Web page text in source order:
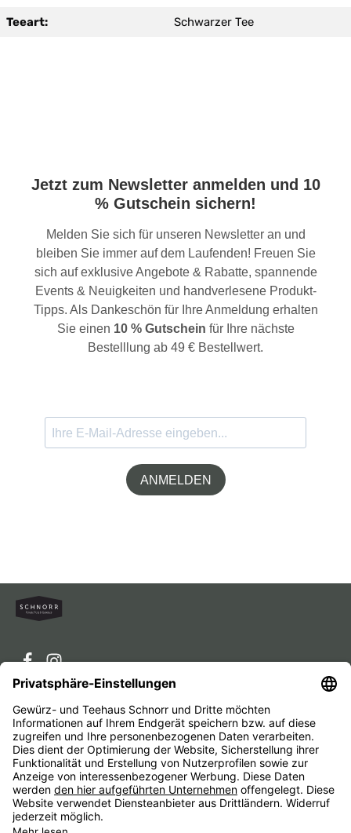
Teeart: Schwarzer Tee
Jetzt zum Newsletter anmelden und 10
% Gutschein sichern!
Melden Sie sich für unseren Newsletter an und
bleiben Sie immer auf dem Laufenden! Freuen Sie
sich auf exklusive Angebote & Rabatte, spannende
Events & Neuigkeiten und handverlesene Produkt-
Tipps. Als Dankeschön für Ihre Anmeldung erhalten
Sie einen 10 % Gutschein für Ihre nächste
Bestelllung ab 49 € Bestellwert.
ANMELDEN
Service-Hotline
Service
Unternehmen